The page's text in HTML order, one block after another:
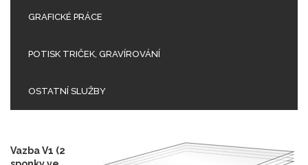
GRAFICKÉ PRÁCE
POTISK TRIČEK, GRAVÍROVÁNÍ
OSTATNÍ SLUŽBY
Vazba V1 (2